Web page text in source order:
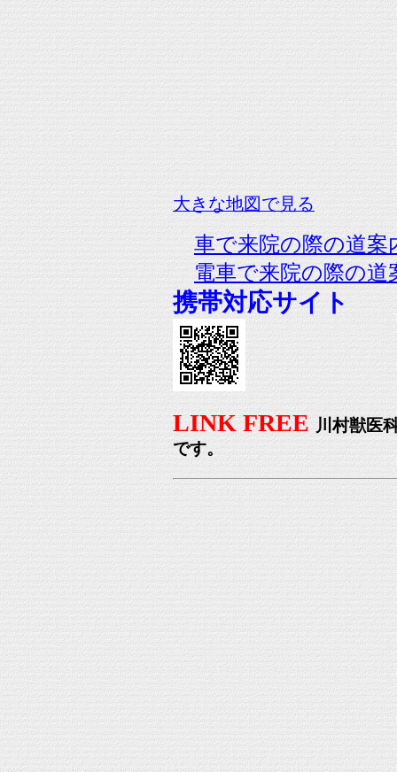
大きな地図で見る
車で来院の際の道案
電車で来院の際の道
携帯対応サイト
LINK FREE 川村獣医
です。